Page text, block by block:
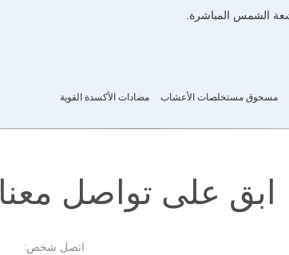
مسحوق مستخلصات الأعشاب مضادات الأكسدة القوية
ابق على تواصل معنا
اتصل شخص: